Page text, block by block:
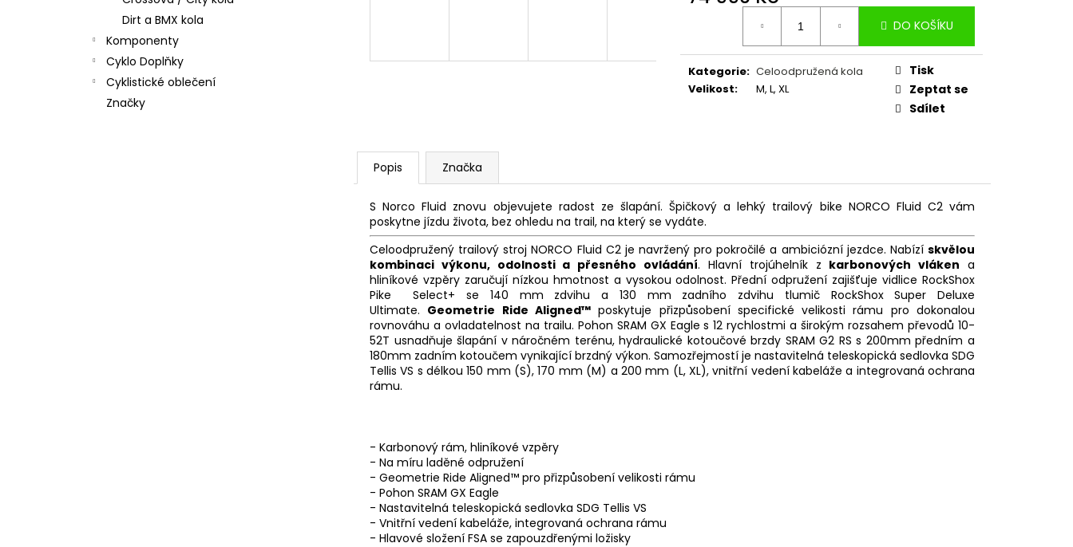
Dirt a BMX kola
Komponenty
Cyklo Doplňky
Cyklistické oblečení
Značky
DO KOŠÍKU
Kategorie: Celoodpružená kola
Velikost: M, L, XL
Tisk
Zeptat se
Sdílet
Popis Značka
S Norco Fluid znovu objevujete radost ze šlapání. Špičkový a lehký trailový bike NORCO Fluid C2 vám
poskytne jízdu života, bez ohledu na trail, na který se vydáte.
Celoodpružený trailový stroj NORCO Fluid C2 je navržený pro pokročilé a ambiciózní jezdce. Nabízí skvělou
kombinaci výkonu, odolnosti a přesného ovládání. Hlavní trojúhelník z karbonových vláken a
hliníkové vzpěry zaručují nízkou hmotnost a vysokou odolnost. Přední odpružení zajišťuje vidlice RockShox
Pike Select+ se 140 mm zdvihu a 130 mm zadního zdvihu tlumič RockShox Super Deluxe
Ultimate. Geometrie Ride Aligned™ poskytuje přizpůsobení specifické velikosti rámu pro dokonalou
rovnováhu a ovladatelnost na trailu. Pohon SRAM GX Eagle s 12 rychlostmi a širokým rozsahem převodů 10-
52T usnadňuje šlapání v náročném terénu, hydraulické kotoučové brzdy SRAM G2 RS s 200mm předním a
180mm zadním kotoučem vynikající brzdný výkon. Samozřejmostí je nastavitelná teleskopická sedlovka SDG
Tellis VS s délkou 150 mm (S), 170 mm (M) a 200 mm (L, XL), vnitřní vedení kabeláže a integrovaná ochrana
rámu.
- Karbonový rám, hliníkové vzpěry
- Na míru laděné odpružení
- Geometrie Ride Aligned™ pro přizpůsobení velikosti rámu
- Pohon SRAM GX Eagle
- Nastavitelná teleskopická sedlovka SDG Tellis VS
- Vnitřní vedení kabeláže, integrovaná ochrana rámu
- Hlavové složení FSA se zapouzdřenými ložisky